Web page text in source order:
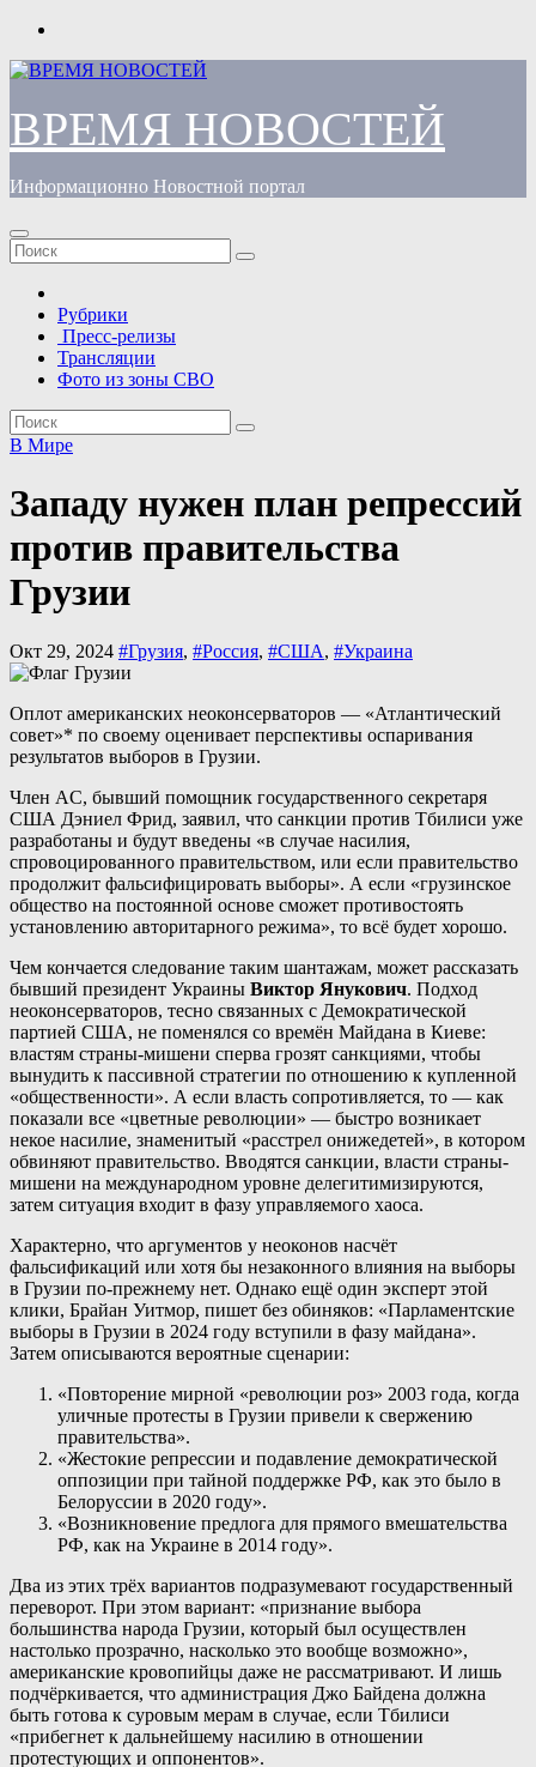
Перейти
содержимому
ВРЕМЯ НОВОСТЕЙ
Информационно Новостной портал
Рубрики
Пресс-релизы
Трансляции
Фото из зоны СВО
В Мире
Западу нужен план репрессий
против правительства
Грузии
Окт 29, 2024 #Грузия, #Россия, #США, #Украина
Оплот американских неоконсерваторов — «Атлантический
совет»* по своему оценивает перспективы оспаривания
результатов выборов в Грузии.
Член AC, бывший помощник государственного секретаря
США Дэниел Фрид, заявил, что санкции против Тбилиси уже
разработаны и будут введены «в случае насилия,
спровоцированного правительством, или если правительство
продолжит фальсифицировать выборы». А если «грузинское
общество на постоянной основе сможет противостоять
установлению авторитарного режима», то всё будет хорошо.
Чем кончается следование таким шантажам, может рассказать
бывший президент Украины Виктор Янукович. Подход
неоконсерваторов, тесно связанных с Демократической
партией США, не поменялся со времён Майдана в Киеве:
властям страны-мишени сперва грозят санкциями, чтобы
вынудить к пассивной стратегии по отношению к купленной
«общественности». А если власть сопротивляется, то — как
показали все «цветные революции» — быстро возникает
некое насилие, знаменитый «расстрел онижедетей», в котором
обвиняют правительство. Вводятся санкции, власти страны-
мишени на международном уровне делегитимизируются,
затем ситуация входит в фазу управляемого хаоса.
Характерно, что аргументов у неоконов насчёт
фальсификаций или хотя бы незаконного влияния на выборы
в Грузии по-прежнему нет. Однако ещё один эксперт этой
клики, Брайан Уитмор, пишет без обиняков: «Парламентские
выборы в Грузии в 2024 году вступили в фазу майдана».
Затем описываются вероятные сценарии:
«Повторение мирной «революции роз» 2003 года, когда
уличные протесты в Грузии привели к свержению
правительства».
«Жестокие репрессии и подавление демократической
оппозиции при тайной поддержке РФ, как это было в
Белоруссии в 2020 году».
«Возникновение предлога для прямого вмешательства
РФ, как на Украине в 2014 году».
Два из этих трёх вариантов подразумевают государственный
переворот. При этом вариант: «признание выбора
большинства народа Грузии, который был осуществлен
настолько прозрачно, насколько это вообще возможно»,
американские кровопийцы даже не рассматривают. И лишь
подчёркивается, что администрация Джо Байдена должна
быть готова к суровым мерам в случае, если Тбилиси
«прибегнет к дальнейшему насилию в отношении
протестующих и оппонентов».